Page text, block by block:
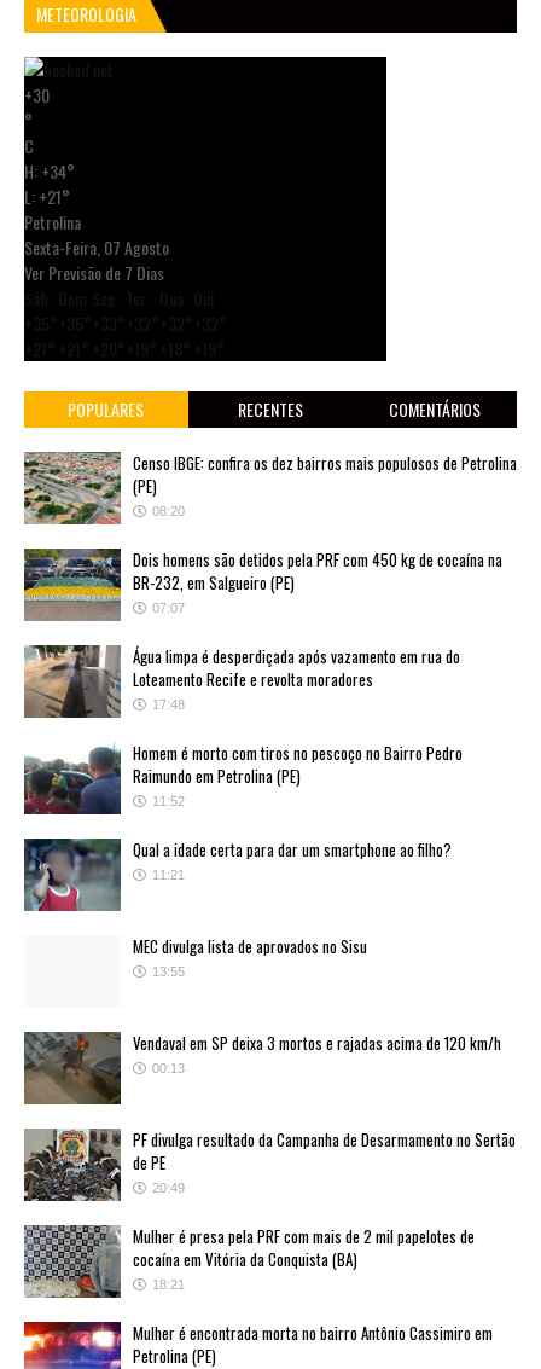
METEOROLOGIA
+30
°
C
H:+34°
L:+21°
Petrolina
Sexta-Feira, 07 Agosto
Ver Previsão de 7 Dias
POPULARES RECENTES COMENTÁRIOS
Censo IBGE: confira os dez bairros mais populosos de Petrolina
(PE)
08:20
Dois homens são detidos pela PRF com 450 kg de cocaína na
BR-232, em Salgueiro (PE)
07:07
Água limpa é desperdiçada após vazamento em rua do
Loteamento Recife e revolta moradores
17:48
Homem é morto com tiros no pescoço no Bairro Pedro
Raimundo em Petrolina (PE)
11:52
Qual a idade certa para dar um smartphone ao filho?
11:21
MEC divulga lista de aprovados no Sisu
13:55
Vendaval em SP deixa 3 mortos e rajadas acima de 120 km/h
00:13
PF divulga resultado da Campanha de Desarmamento no Sertão
de PE
20:49
Mulher é presa pela PRF com mais de 2 mil papelotes de
cocaína em Vitória da Conquista (BA)
18:21
Mulher é encontrada morta no bairro Antônio Cassimiro em
Petrolina (PE)